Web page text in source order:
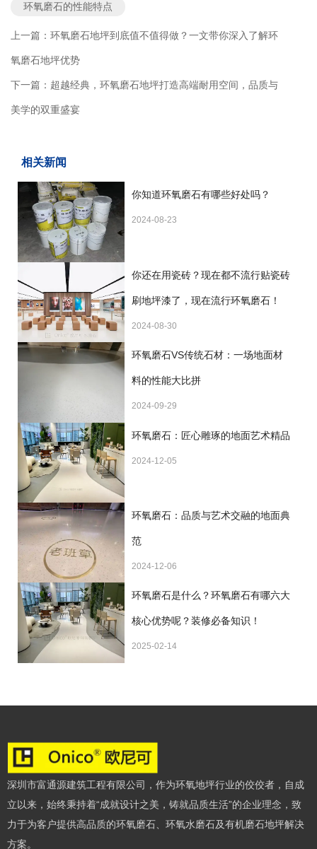
环氧磨石的性能特点
上一篇： 环氧磨石地坪到底值不值得做？一文带你深入了解环
氧磨石地坪优势
下一篇： 超越经典，环氧磨石地坪打造高端耐用空间，品质与
美学的双重盛宴
相关新闻
你知道环氧磨石有哪些好处吗？
2024-08-23
你还在用瓷砖？现在都不流行贴瓷砖
刷地坪漆了，现在流行环氧磨石！
2024-08-30
环氧磨石VS传统石材：一场地面材
料的性能大比拼
2024-09-29
环氧磨石：匠心雕琢的地面艺术精品
2024-12-05
环氧磨石：品质与艺术交融的地面典
范
2024-12-06
环氧磨石是什么？环氧磨石有哪六大
核心优势呢？装修必备知识！
2025-02-14
深圳市富通源建筑工程有限公司，作为环氧地坪行业的佼佼者，自成
立以来，始终秉持着“成就设计之美，铸就品质生活”的企业理念，致
力于为客户提供高品质的环氧磨石、环氧水磨石及有机磨石地坪解决
方案。